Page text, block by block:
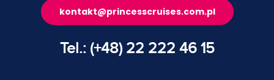
kontakt@princesscruises.com.pl
Tel.: (+48) 22 222 46 15